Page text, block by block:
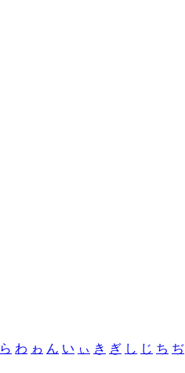
ら わ ゎ ん い ぃ き ぎ し じ ち ぢ